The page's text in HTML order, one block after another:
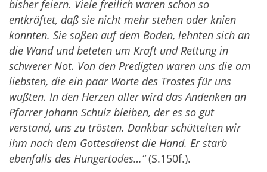
bisher feiern. Viele freilich waren schon so
entkräftet, daß sie nicht mehr stehen oder knien
konnten. Sie saßen auf dem Boden, lehnten sich an
die Wand und beteten um Kraft und Rettung in
schwerer Not. Von den Predigten waren uns die am
liebsten, die ein paar Worte des Trostes für uns
wußten. In den Herzen aller wird das Andenken an
Pfarrer Johann Schulz bleiben, der es so gut
verstand, uns zu trösten. Dankbar schüttelten wir
ihm nach dem Gottesdienst die Hand. Er starb
ebenfalls des Hungertodes…“(S.150f.).